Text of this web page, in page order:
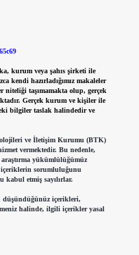
kurum veya şahıs şirketi ile
kendi hazırladığımız makaleler
niteliği taşımamakta olup, gerçek
Gerçek kurum ve kişiler ile
bilgiler taslak halindedir ve
ve İletişim Kurumu (BTK)
vermektedir. Bu nedenle,
yükümlülüğümüz
içeriklerin sorumluluğunu
kabul etmiş sayılırlar.
düşündüğünüz içerikleri,
halinde, ilgili içerikler yasal